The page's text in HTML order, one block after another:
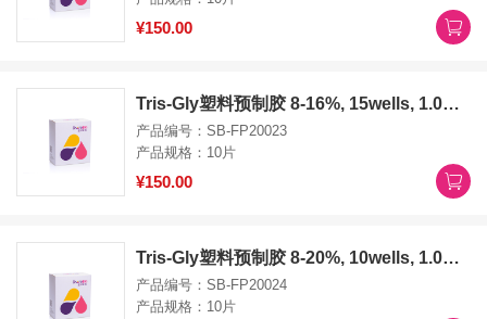
¥150.00
Tris-Gly塑料预制胶 8-16%, 15wells, 1.0mm
产品编号：SB-FP20023
产品规格：10片
¥150.00
Tris-Gly塑料预制胶 8-20%, 10wells, 1.0mm
产品编号：SB-FP20024
产品规格：10片